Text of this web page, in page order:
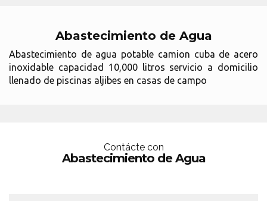
Abastecimiento de Agua
Abastecimiento de agua potable camion cuba de acero
inoxidable capacidad 10,000 litros servicio a domicilio
llenado de piscinas aljibes en casas de campo
Contácte con
Abastecimiento de Agua